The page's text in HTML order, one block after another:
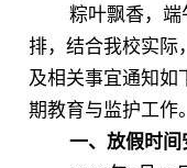
粽叶飘香，
排，结合我校实际
及相关事宜通知如
期教育与监护工作。
一、放假时间